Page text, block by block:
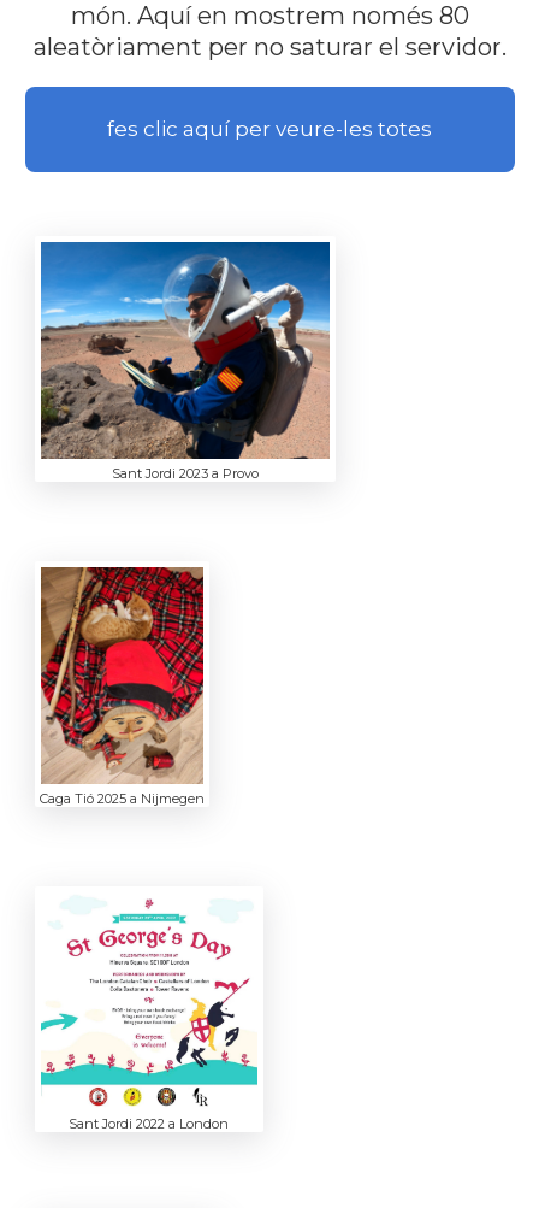
món. Aquí en mostrem només 80
aleatòriament per no saturar el servidor.
fes clic aquí per veure-les totes
Sant Jordi 2023 a Provo
Caga Tió 2025 a Nijmegen
Sant Jordi 2022 a London